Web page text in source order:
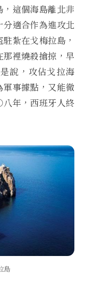
這個海島離北非
適合作為進攻北
紮在戈梅拉島，
裡燒殺搶掠，早
說，攻佔戈拉海
事據點，又能徹
年，西班牙人終
島